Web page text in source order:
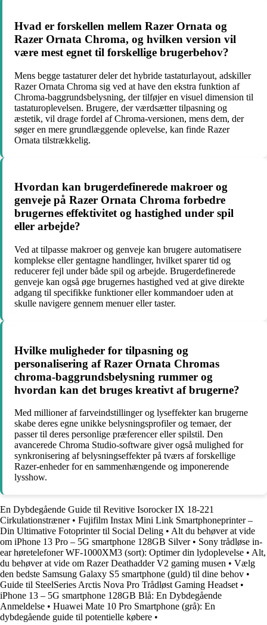
Hvad er forskellen mellem Razer Ornata og
Razer Ornata Chroma, og hvilken version vil
være mest egnet til forskellige brugerbehov?
Mens begge tastaturer deler det hybride tastaturlayout, adskiller
Razer Ornata Chroma sig ved at have den ekstra funktion af
Chroma-baggrundsbelysning, der tilføjer en visuel dimension til
tastaturoplevelsen. Brugere, der værdsætter tilpasning og
æstetik, vil drage fordel af Chroma-versionen, mens dem, der
søger en mere grundlæggende oplevelse, kan finde Razer
Ornata tilstrækkelig.
Hvordan kan brugerdefinerede makroer og
genveje på Razer Ornata Chroma forbedre
brugernes effektivitet og hastighed under spil
eller arbejde?
Ved at tilpasse makroer og genveje kan brugere automatisere
komplekse eller gentagne handlinger, hvilket sparer tid og
reducerer fejl under både spil og arbejde. Brugerdefinerede
genveje kan også øge brugernes hastighed ved at give direkte
adgang til specifikke funktioner eller kommandoer uden at
skulle navigere gennem menuer eller taster.
Hvilke muligheder for tilpasning og
personalisering af Razer Ornata Chromas
chroma-baggrundsbelysning rummer og
hvordan kan det bruges kreativt af brugerne?
Med millioner af farveindstillinger og lyseffekter kan brugerne
skabe deres egne unikke belysningsprofiler og temaer, der
passer til deres personlige præferencer eller spilstil. Den
avancerede Chroma Studio-software giver også mulighed for
synkronisering af belysningseffekter på tværs af forskellige
Razer-enheder for en sammenhængende og imponerende
lysshow.
En Dybdegående Guide til Revitive Isorocker IX 18-221
Cirkulationstræner• Fujifilm Instax Mini Link Smartphoneprinter –
Din Ultimative Fotoprinter til Social Deling • Alt du behøver at vide
om iPhone 13 Pro – 5G smartphone 128GB Silver• Sony trådløse in-
ear høretelefoner WF-1000XM3 (sort): Optimer din lydoplevelse • Alt,
du behøver at vide om Razer Deathadder V2 gaming musen • Vælg
den bedste Samsung Galaxy S5 smartphone (guld) til dine behov •
Guide til SteelSeries Arctis Nova Pro Trådløst Gaming Headset•
iPhone 13 – 5G smartphone 128GB Blå: En Dybdegående
Anmeldelse • Huawei Mate 10 Pro Smartphone (grå): En
dybdegående guide til potentielle købere •